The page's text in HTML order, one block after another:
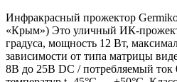
Инфракрасный прожектор
«Крым») Это уличный ИК-
градуса, мощность 12 Вт,
зависимости от типа матрицы
8В до 25В DC / потребляемый ток